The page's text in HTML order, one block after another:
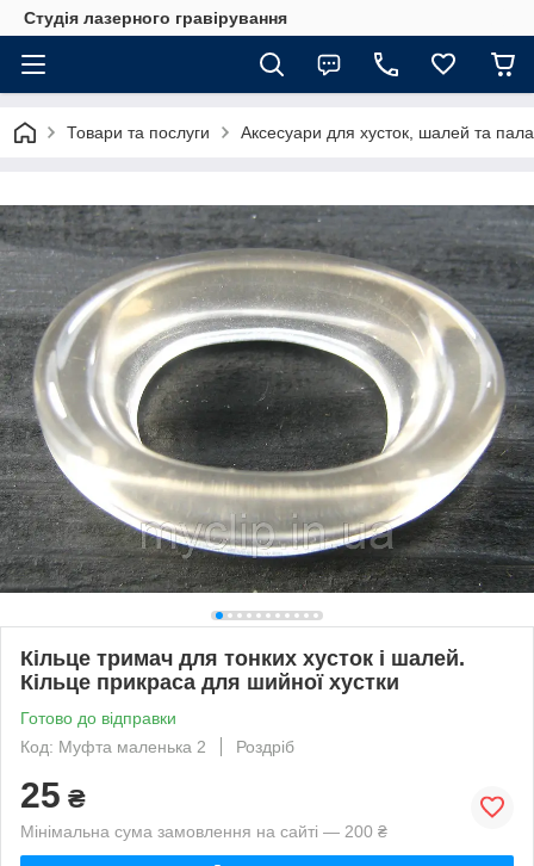
Студія лазерного гравірування
Товари та послуги Аксесуари для хусток, шалей та
Кільце тримач для тонких хусток і шалей.
Кільце прикраса для шийної хустки
Готово до відправки
Код: Муфта маленька 2
Роздріб
25 ₴
Мінімальна сума замовлення на сайті — 200 ₴